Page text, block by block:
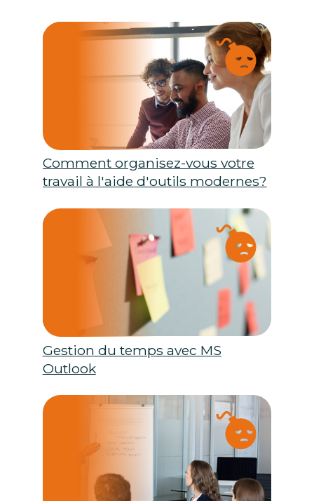
Comment organisez-vous votre
travail à l'aide d'outils modernes?
Gestion du temps avec MS
Outlook